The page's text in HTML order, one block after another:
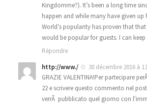
Kingdomme?). It’s been a long time
happen and while many have given up
World’s popularity has proven that
would be popular for guests. I can
Répondre
http://www./
30 décembre 2016 à
GRAZIE VALENTINA!Per partecipare
22 e scrivere questo commento nel
verrÃ pubblicato quel giorno con